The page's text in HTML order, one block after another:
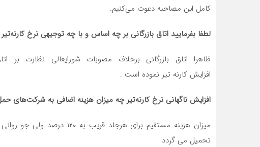
کامل این مصاحبه دعوت می‌کنیم.
لطفا بفرمایید اتاق بازرگانی بر چه اساس و با چه توجیهی نرخ کارنه‌تیر
ظاهرا اتاق بازرگانی برخلاف مصوبات شورایعالی نظارت
افزایش کارنه تیر نموده است .
افزایش ناگهانی نرخ کارنه‌تیر چه میزان هزینه اضافی به شرکت‌های
میزان هزینه مستقیم برای
تحمیل می گردد